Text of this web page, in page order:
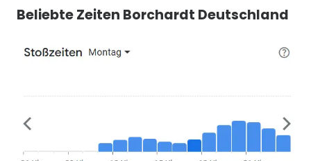
Beliebte Zeiten Borchardt Deutschland